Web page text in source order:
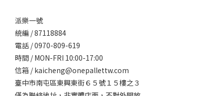
派樂一號
統編 / 87118884
電話 / 0970-809-619
時間 / MON-FRI 10:00-17:00
信箱 / kaicheng@onepallettw.com
臺中市南屯區東興東街６５號１５樓之３